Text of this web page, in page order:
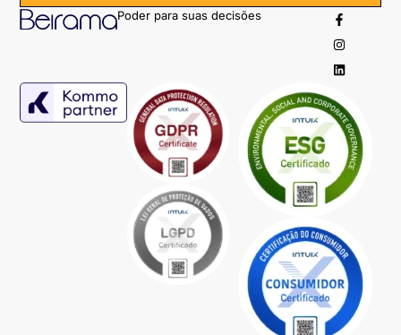
Poder para suas decisões